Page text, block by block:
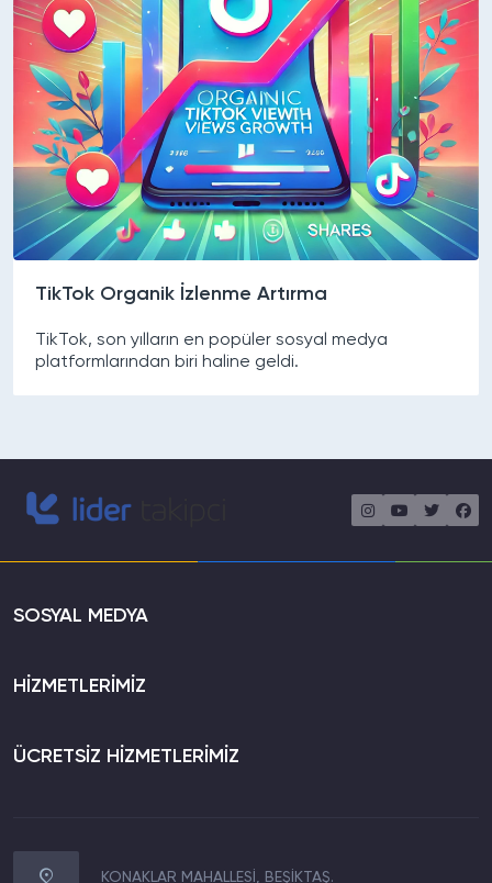
TikTok Organik İzlenme Artırma
TikTok, son yılların en popüler sosyal medya
platformlarından biri haline geldi.
SOSYAL MEDYA
HİZMETLERİMİZ
ÜCRETSİZ HİZMETLERİMİZ
KONAKLAR MAHALLESİ, BEŞİKTAŞ.